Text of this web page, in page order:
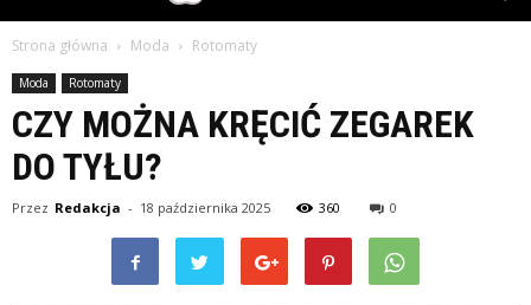
Strona główna Moda Rotomaty
Moda Rotomaty
CZY MOŻNA KRĘCIĆ ZEGAREK
DO TYŁU?
Przez Redakcja - 18 października 2025 360 0